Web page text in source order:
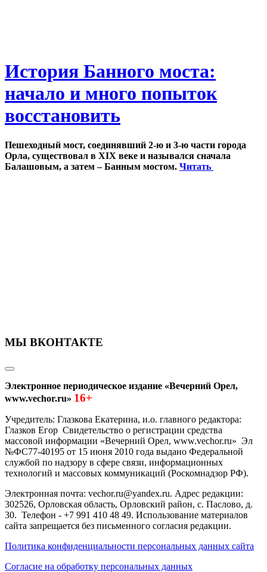
История Банного моста:
начало и много попыток
восстановить
Пешеходный мост, соединявший 2-ю и 3-ю части города
Орла, существовал в XIX веке и назывался сначала
Балашовым, а затем – Банным мостом. Читать
МЫ ВКОНТАКТЕ
Электронное периодическое издание «Вечерний Орел,
www.vechor.ru» 16+
Учредитель: Глазкова Екатерина, и.о. главного редактора:
Глазков Егор Свидетельство о регистрации средства
массовой информации «Вечерний Орел, www.vechor.ru» Эл
№ФС77-40195 от 15 июня 2010 года выдано Федеральной
службой по надзору в сфере связи, информационных
технологий и массовых коммуникаций (Роскомнадзор РФ).
Электронная почта: vechor.ru@yandex.ru. Адрес редакции:
302526, Орловская область, Орловский район, с. Паслово, д.
30. Телефон - +7 991 410 48 49. Использование материалов
сайта запрещается без письменного согласия редакции.
Политика конфиденциальности персональных данных сайта
Согласие на обработку персональных данных